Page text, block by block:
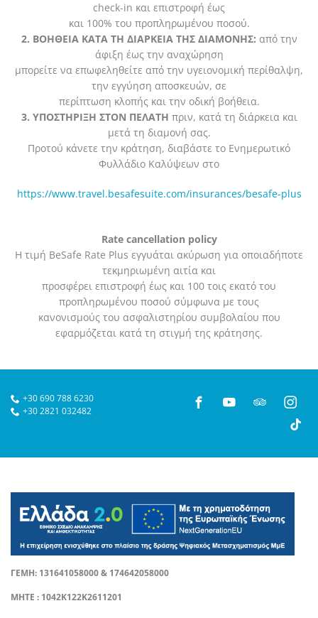
check-in και επιστροφή έως
και 100% του προπληρωμένου ποσού.
2. ΒΟΗΘΕΙΑ ΚΑΤΑ ΤΗ ΔΙΑΡΚΕΙΑ ΤΗΣ ΔΙΑΜΟΝΗΣ: από την
άφιξη έως την αναχώρηση
μπορείτε να επωφεληθείτε από την υγειονομική περίθαλψη,
την εγγύηση αποσκευών, σε
περίπτωση κλοπής και την οδική βοήθεια.
3. ΥΠΟΣΤΗΡΙΞΗ ΣΤΟΝ ΠΕΛΑΤΗ πριν, κατά τη διάρκεια και
μετά τη διαμονή σας.
Προτού κάνετε την κράτηση, διαβάστε το Ενημερωτικό
Φυλλάδιο Καλύψεων στο
https://www.travel.besafesuite.com/insurances/besafe-plus
Rate cancellation policy
Η τιμή BeSafe Rate Plus εγγυάται ακύρωση για οποιαδήποτε
τεκμηριωμένη αιτία και
προσφέρει επιστροφή έως και 100 τοις εκατό του
προπληρωμένου ποσού σύμφωνα με τους
κανονισμούς του ασφαλιστηρίου συμβολαίου που
εφαρμόζεται κατά τη στιγμή της κράτησης.
+30 690 788 6230
+30 2821 032482
ΓΕΜΗ: 131641058000 & 174642058000
ΜΗΤΕ : 1042Κ122Κ2611201